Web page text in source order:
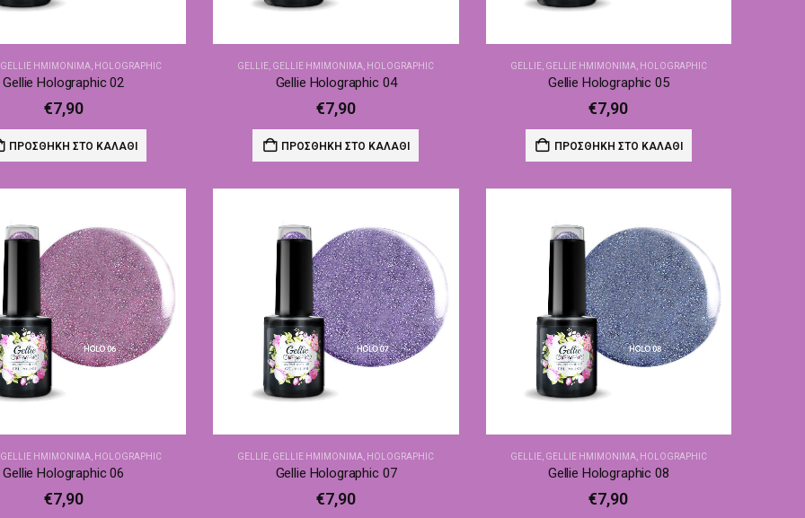
GELLIE ΗΜΙΜΌΝΙΜΑ, HOLOGRAPHIC
Gellie Holographic 02
€7,90
ΠΡΟΣΘΉΚΗ ΣΤΟ ΚΑΛΆΘΙ
GELLIE, GELLIE ΗΜΙΜΌΝΙΜΑ, HOLOGRAPHIC
Gellie Holographic 04
€7,90
ΠΡΟΣΘΉΚΗ ΣΤΟ ΚΑΛΆΘΙ
GELLIE, GELLIE ΗΜΙΜΌΝΙΜΑ, HOLOGRAPHIC
Gellie Holographic 05
€7,90
ΠΡΟΣΘΉΚΗ ΣΤΟ ΚΑΛΆΘΙ
GELLIE ΗΜΙΜΌΝΙΜΑ HOLOGRAPHIC
Gellie Holographic 06
€7,90
GELLIE GELLIE ΗΜΙΜΌΝΙΜΑ HOLOGRAPHIC
Gellie Holographic 07
€7,90
GELLIE, GELLIE ΗΜΙΜΌΝΙΜΑ, HOLOGRAPHIC
Gellie Holographic 08
€7,90